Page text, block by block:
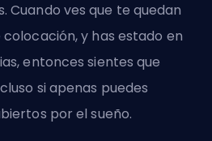
Cuando ves que te quedan
y has estado en
entonces sientes que
si apenas puedes
por el sueño.